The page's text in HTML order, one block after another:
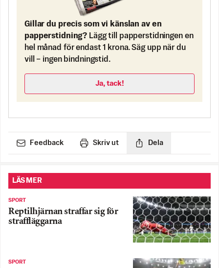
Gillar du precis som vi känslan av en
papperstidning? Lägg till papperstidningen en
hel månad för endast 1 krona. Säg upp när du
vill – ingen bindningstid.
Ja, tack!
Feedback Skriv ut Dela
LÄS MER
SPORT
Reptilhjärnan straffar sig för
straffläggarna
SPORT